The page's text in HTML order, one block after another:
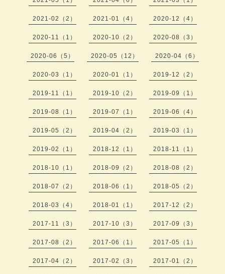
2021-02（2） 2021-01（4） 2020-12（4）
2020-11（1） 2020-10（2） 2020-08（3）
2020-06（5） 2020-05（12） 2020-04（6）
2020-03（1） 2020-01（1） 2019-12（2）
2019-11（1） 2019-10（2） 2019-09（1）
2019-08（1） 2019-07（1） 2019-06（4）
2019-05（2） 2019-04（2） 2019-03（1）
2019-02（1） 2018-12（1） 2018-11（1）
2018-10（1） 2018-09（2） 2018-08（2）
2018-07（2） 2018-06（1） 2018-05（2）
2018-03（4） 2018-01（1） 2017-12（2）
2017-11（3） 2017-10（3） 2017-09（3）
2017-08（2） 2017-06（1） 2017-05（1）
2017-04（2） 2017-02（3） 2017-01（2）